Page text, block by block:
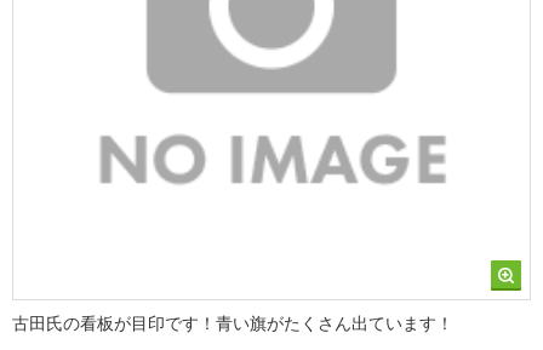
古田氏の看板が目印です！青い旗がたくさん出ています！